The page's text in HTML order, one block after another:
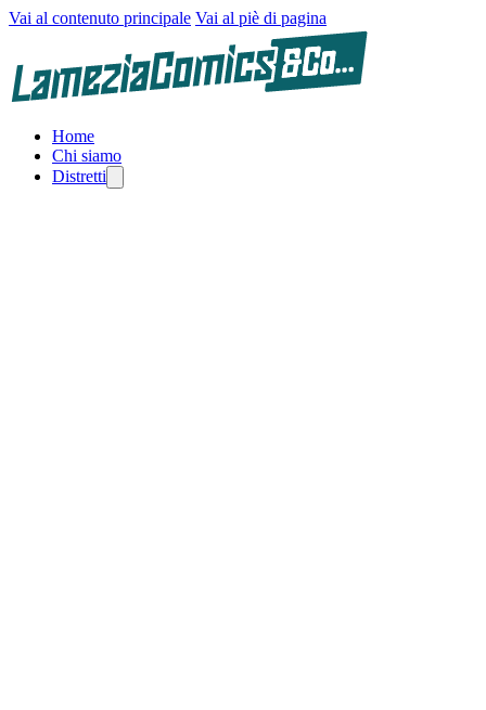
Vai al contenuto principale Vai al piè di pagina
Home
Chi siamo
Distretti